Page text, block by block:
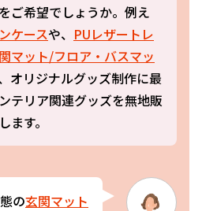
ご希望でしょうか。例え
ケースや、 PUレザートレ
マット/フロア・バスマッ
オリジナルグッズ制作に最
テリア関連グッズを無地販
ます。
の玄関マット